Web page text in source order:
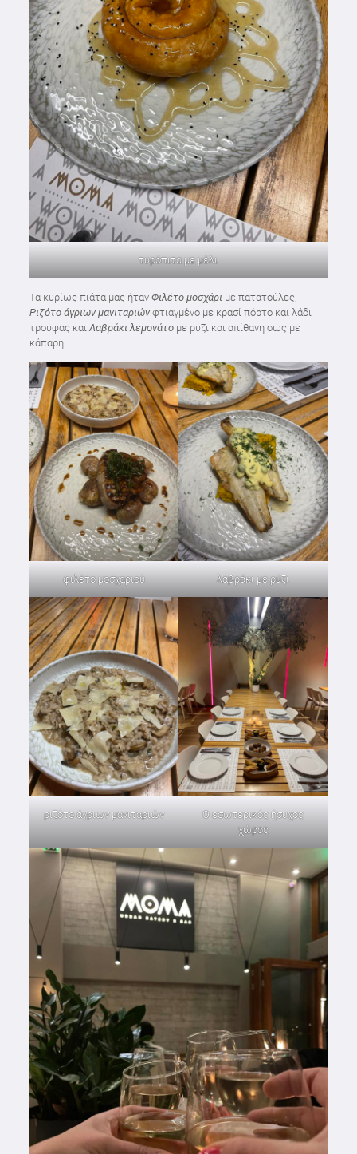
τυρόπιτα με μέλι
Τα κυρίως πιάτα μας ήταν Φιλέτο μοσχάρι με πατατούλες,
Ριζότο άγριων μανιταριώνφτιαγμένο με κρασί πόρτο και λάδι
τρούφας και Λαβράκι λεμονάτο με ρύζι και απίθανη σως με
κάπαρη.
φιλέτο μοσχαριού λαβράκι με ρύζι
ριζότο άγριων μανιταριών
Ο εσωτερικός ήσυχος
χώρος